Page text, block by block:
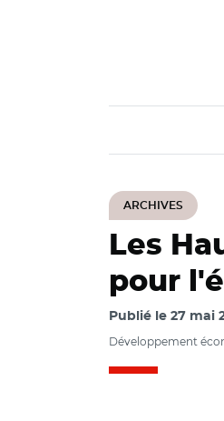
ARCHIVES
Les
pour
Publié le 27 mai
Développement